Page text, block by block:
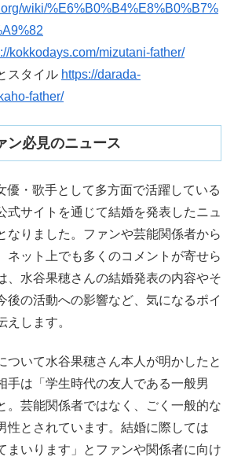
wiki/%E6%B0%B4%E8%B0%B7%
kokkodays.com/mizutani-father/
スタイル https://darada-
father/
ン必見のニュース
優・歌手として多方面で活躍している
式サイトを通じて結婚を発表したニュ
なりました。ファンや芸能関係者から
ネット上でも多くのコメントが寄せら
、水谷果穂さんの結婚発表の内容やそ
後の活動への影響など、気になるポイ
えします。
ついて水谷果穂さん本人が明かしたと
手は「学生時代の友人である一般男
。芸能関係者ではなく、ごく一般的な
性とされています。結婚に際しては
まいります」とファンや関係者に向け